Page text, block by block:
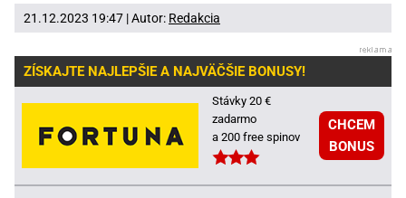
21.12.2023 19:47 | Autor: Redakcia
ZÍSKAJTE NAJLEPŠIE A NAJVÄČŠIE BONUSY!
Stávky 20 €
zadarmo
a 200 free spinov
CHCEM
BONUS